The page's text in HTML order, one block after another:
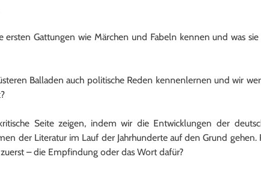
Gattungen wie Märchen und Fabeln kennen und was
Balladen auch politische Reden kennenlernen und wir
Seite zeigen, indem wir die Entwicklungen der
der Literatur im Lauf der Jahrhunderte auf den Grund
– die Empfindung oder das Wort dafür?